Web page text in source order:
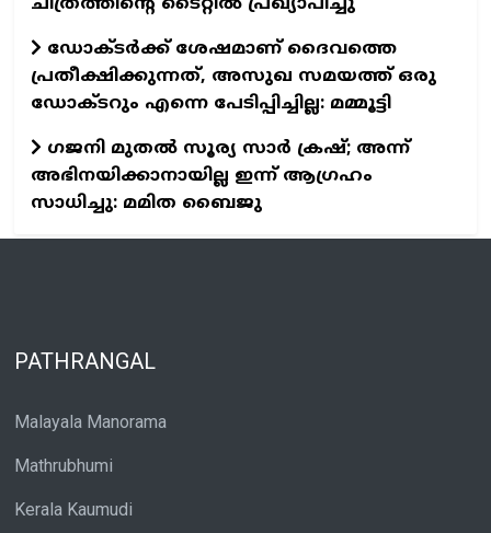
ഡോക്ടര്‍ക്ക് ശേഷമാണ് ദൈവത്തെ
പ്രതീക്ഷിക്കുന്നത്, അസുഖ സമയത്ത് ഒരു
ഡോക്ടറും എന്നെ പേടിപ്പിച്ചില്ല: മമ്മൂട്ടി
ഗജനി മുതല്‍ സൂര്യ സാര്‍ ക്രഷ്; അന്ന്
അഭിനയിക്കാനായില്ല ഇന്ന് ആഗ്രഹം
സാധിച്ചു: മമിത ബൈജു
PATHRANGAL
Malayala Manorama
Mathrubhumi
Kerala Kaumudi